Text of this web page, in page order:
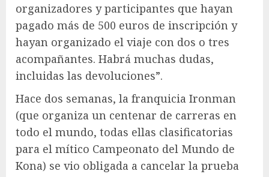
organizadores y participantes que hayan
pagado más de 500 euros de inscripción y
hayan organizado el viaje con dos o tres
acompañantes. Habrá muchas dudas,
incluidas las devoluciones”.
Hace dos semanas, la franquicia Ironman
(que organiza un centenar de carreras en
todo el mundo, todas ellas clasificatorias
para el mítico Campeonato del Mundo de
Kona) se vio obligada a cancelar la prueba